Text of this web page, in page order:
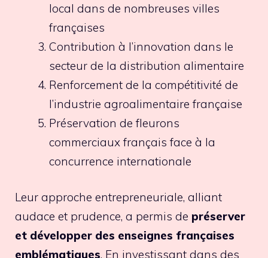
local dans de nombreuses villes
françaises
Contribution à l’innovation dans le
secteur de la distribution alimentaire
Renforcement de la compétitivité de
l’industrie agroalimentaire française
Préservation de fleurons
commerciaux français face à la
concurrence internationale
Leur approche entrepreneuriale, alliant
audace et prudence, a permis de préserver
et développer des enseignes françaises
emblématiques. En investissant dans des